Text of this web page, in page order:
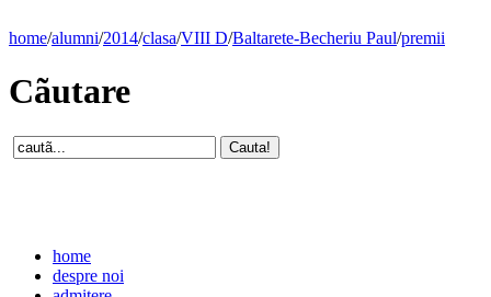
home/alumni/2014/clasa/VIII D/Baltarete-Becheriu Paul/premii
Cãutare
home
despre noi